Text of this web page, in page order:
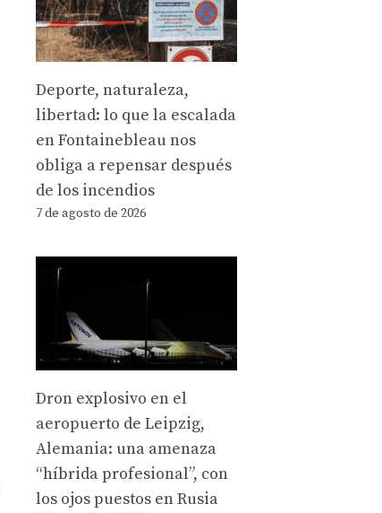
Deporte, naturaleza,
libertad: lo que la escalada
en Fontainebleau nos
obliga a repensar después
de los incendios
7 de agosto de 2026
Dron explosivo en el
aeropuerto de Leipzig,
Alemania: una amenaza
“híbrida profesional”, con
los ojos puestos en Rusia